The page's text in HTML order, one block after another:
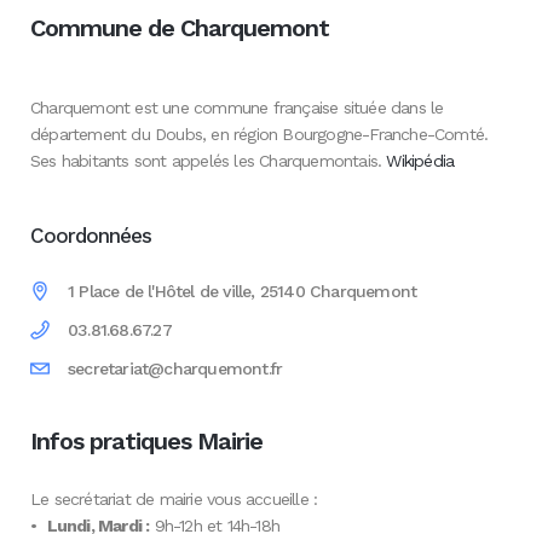
Commune de Charquemont
Charquemont est une commune française située dans le
département du Doubs, en région Bourgogne-Franche-Comté.
Ses habitants sont appelés les Charquemontais.Wikipédia
Coordonnées
1 Place de l'Hôtel de ville, 25140 Charquemont
03.81.68.67.27
secretariat@charquemont.fr
Infos pratiques Mairie
Le secrétariat de mairie vous accueille :
• Lundi, Mardi :9h-12h et 14h-18h